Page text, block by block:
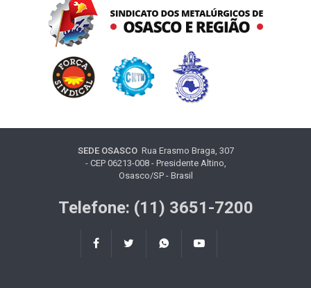
SEDE OSASCORua Erasmo Braga, 307
- CEP 06213-008 - Presidente Altino,
Osasco/SP - Brasil
Telefone: (11) 3651-7200